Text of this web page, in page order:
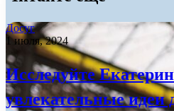
Досуг
1 июля, 2024
Исследуйте
увлекательные идеи